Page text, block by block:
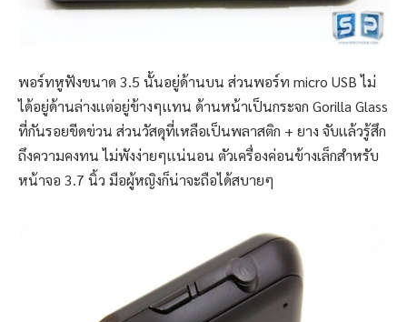
พอร์ทหูฟังขนาด 3.5 นั้นอยู่ด้านบน ส่วนพอร์ท micro USB ไม่
ได้อยู่ด้านล่างเเต่อยู่ข้างๆเเทน ด้านหน้าเป็นกระจก Gorilla Glass
ที่กันรอยขีดข่วน ส่วนวัสดุที่เหลือเป็นพลาสติก + ยาง จับเเล้วรู้สึก
ถึงความคงทน ไม่พังง่ายๆเเน่นอน ตัวเครื่องค่อนข้างเล็กสำหรับ
หน้าจอ 3.7 นิ้ว มือผู้หญิงก็น่าจะถือได้สบายๆ